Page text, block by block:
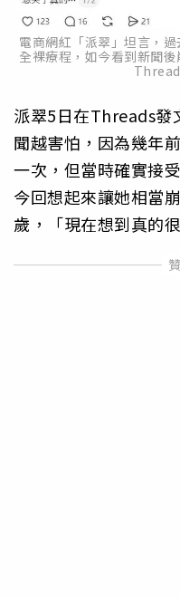
電商網紅「派翠」坦言，
全裸療程，如今看到新聞
派翠5日在Threads發
聞越害怕，因為幾年
一次，但當時確實接
今回想起來讓她相當
歲，「現在想到真的很